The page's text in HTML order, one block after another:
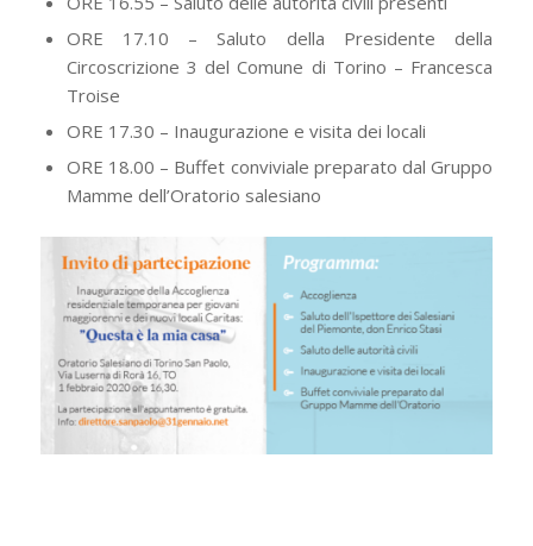
ORE 17.10 – Saluto della Presidente della
Circoscrizione 3 del Comune di Torino – Francesca
Troise
ORE 17.30 – Inaugurazione e visita dei locali
ORE 18.00 – Buffet conviviale preparato dal Gruppo
Mamme dell’Oratorio salesiano